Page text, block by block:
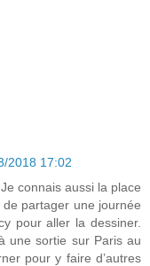
2018 17:02
connais aussi la place
partager une journée
pour aller la dessiner.
une sortie sur Paris au
pour y faire d’autres